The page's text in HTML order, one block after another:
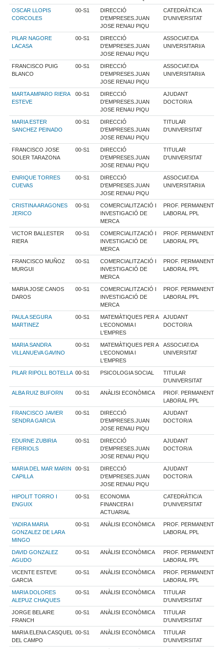
OSCAR LLOPIS
CORCOLES
00-S1
DIRECCIÓ
D'EMPRESES.JUAN
JOSE RENAU PIQU
CATEDRÀTIC/A
D'UNIVERSITAT
PILAR NAGORE
LACASA
00-S1
DIRECCIÓ
D'EMPRESES.JUAN
JOSE RENAU PIQU
ASSOCIAT/DA
UNIVERSITARI/A
FRANCISCO PUIG
BLANCO
00-S1
DIRECCIÓ
D'EMPRESES.JUAN
JOSE RENAU PIQU
ASSOCIAT/DA
UNIVERSITARI/A
MARTA AMPARO RIERA
ESTEVE
00-S1
DIRECCIÓ
D'EMPRESES.JUAN
JOSE RENAU PIQU
AJUDANT
DOCTOR/A
MARIA ESTER
SANCHEZ PEINADO
00-S1
DIRECCIÓ
D'EMPRESES.JUAN
JOSE RENAU PIQU
TITULAR
D'UNIVERSITAT
FRANCISCO JOSE
SOLER TARAZONA
00-S1
DIRECCIÓ
D'EMPRESES.JUAN
JOSE RENAU PIQU
TITULAR
D'UNIVERSITAT
ENRIQUE TORRES
CUEVAS
00-S1
DIRECCIÓ
D'EMPRESES.JUAN
JOSE RENAU PIQU
ASSOCIAT/DA
UNIVERSITARI/A
CRISTINA ARAGONES
JERICO
00-S1
COMERCIALITZACIÓ I
INVESTIGACIÓ DE
MERCA
PROF. PERMANENT
LABORAL PPL
VICTOR BALLESTER
RIERA
00-S1
COMERCIALITZACIÓ I
INVESTIGACIÓ DE
MERCA
PROF. PERMANENT
LABORAL PPL
FRANCISCO MUÑOZ
MURGUI
00-S1
COMERCIALITZACIÓ I
INVESTIGACIÓ DE
MERCA
PROF. PERMANENT
LABORAL PPL
MARIA JOSE CANOS
DAROS
00-S1
COMERCIALITZACIÓ I
INVESTIGACIÓ DE
MERCA
PROF. PERMANENT
LABORAL PPL
PAULA SEGURA
MARTINEZ
00-S1
MATEMÀTIQUES PER A
L'ECONOMIA I
L'EMPRES
AJUDANT
DOCTOR/A
MARIA SANDRA
VILLANUEVA GAVINO
00-S1
MATEMÀTIQUES PER A
L'ECONOMIA I
L'EMPRES
ASSOCIAT/DA
UNIVERSITAT
PILAR RIPOLL BOTELLA 00-S1 PSICOLOGIA SOCIAL
TITULAR
D'UNIVERSITAT
ALBA RUIZ BUFORN 00-S1 ANÀLISI ECONÒMICA
PROF. PERMANENT
LABORAL PPL
FRANCISCO JAVIER
SENDRA GARCIA
00-S1
DIRECCIÓ
D'EMPRESES.JUAN
JOSE RENAU PIQU
AJUDANT
DOCTOR/A
EDURNE ZUBIRIA
FERRIOLS
00-S1
DIRECCIÓ
D'EMPRESES.JUAN
JOSE RENAU PIQU
AJUDANT
DOCTOR/A
MARIA DEL MAR MARIN
CAPILLA
00-S1
DIRECCIÓ
D'EMPRESES.JUAN
JOSE RENAU PIQU
AJUDANT
DOCTOR/A
HIPOLIT TORRO I
ENGUIX
00-S1
ECONOMIA
FINANCERA I
ACTUARIAL
CATEDRÀTIC/A
D'UNIVERSITAT
YADIRA MARIA
GONZALEZ DE LARA
MINGO
00-S1 ANÀLISI ECONÒMICA
PROF. PERMANENT
LABORAL PPL
DAVID GONZALEZ
AGUDO
00-S1 ANÀLISI ECONÒMICA
PROF. PERMANENT
LABORAL PPL
VICENTE ESTEVE
GARCIA
00-S1 ANÀLISI ECONÒMICA
PROF. PERMANENT
LABORAL PPL
MARIA DOLORES
ALEPUZ CHAQUES
00-S1 ANÀLISI ECONÒMICA
TITULAR
D'UNIVERSITAT
JORGE BELAIRE
FRANCH
00-S1 ANÀLISI ECONÒMICA
TITULAR
D'UNIVERSITAT
MARIA ELENA CASQUEL
DEL CAMPO
00-S1 ANÀLISI ECONÒMICA
TITULAR
D'UNIVERSITAT